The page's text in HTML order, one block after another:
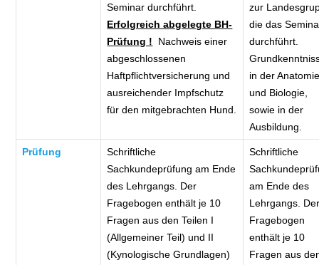
Seminar durchführt.
Erfolgreich abgelegte BH-
Prüfung ! Nachweis einer
abgeschlossenen
Haftpflichtversicherung und
ausreichender Impfschutz
für den mitgebrachten Hund.
zur
die das
durchführt.
in der
und Biologie,
sowie in der
Ausbildung.
Prüfung
Schriftliche
Sachkundeprüfung am Ende
des Lehrgangs. Der
Fragebogen enthält je 10
Fragen aus den Teilen I
(Allgemeiner Teil) und II
(Kynologische Grundlagen)
Schriftliche
am Ende des
Lehrgangs.
Fragebogen
enthält je 10
Fragen aus